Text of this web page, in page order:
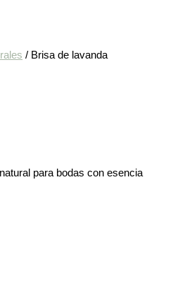
/ Brisa de lavanda
para bodas con esencia